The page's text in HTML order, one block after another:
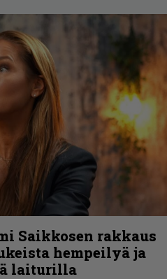
Saikkosen rakkaus
hempeilyä ja
laiturilla